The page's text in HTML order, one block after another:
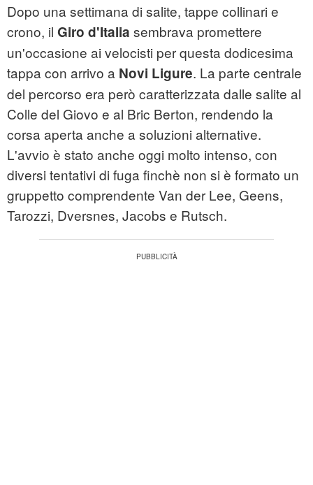
Dopo una settimana di salite, tappe collinari e
crono, il Giro d'Italia sembrava promettere
un'occasione ai velocisti per questa dodicesima
tappa con arrivo a Novi Ligure. La parte centrale
del percorso era però caratterizzata dalle salite al
Colle del Giovo e al Bric Berton, rendendo la
corsa aperta anche a soluzioni alternative.
L'avvio è stato anche oggi molto intenso, con
diversi tentativi di fuga finchè non si è formato un
gruppetto comprendente Van der Lee, Geens,
Tarozzi, Dversnes, Jacobs e Rutsch.